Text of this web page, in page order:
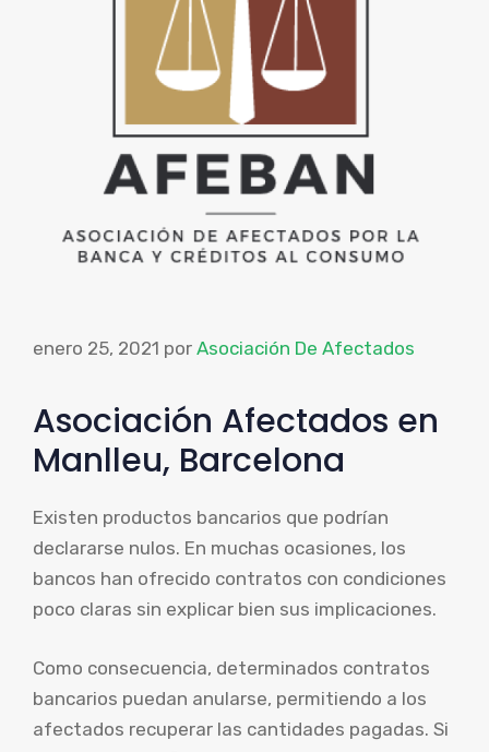
enero 25, 2021 por Asociación De Afectados
Asociación Afectados en
Manlleu, Barcelona
Existen productos bancarios que podrían
declararse nulos. En muchas ocasiones, los
bancos han ofrecido contratos con condiciones
poco claras sin explicar bien sus implicaciones.
Como consecuencia, determinados contratos
bancarios puedan anularse, permitiendo a los
afectados recuperar las cantidades pagadas. Si